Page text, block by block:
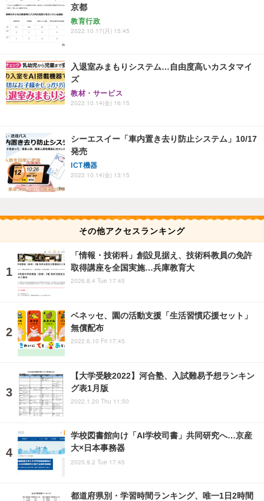
京都
教育行政
2022.10.17(月) 15:45
入退室みまもりシステム…自由度高いカスタマイ
ズ
教材・サービス
2022.10.14(金) 16:15
シーエスイー「車内置き去り防止システム」10/17
発売
ICT機器
2022.10.14(金) 13:15
その他アクセスランキング
「情報・技術科」創設見据え、技術科教員の免許
取得講座を全国実施…兵庫教育大
2026.8.4 Tue 17:45
ベネッセ、園の活動支援「生活習慣応援セット」
無償配布
2022.6.10 Fri 17:45
【大学受験2022】河合塾、入試難易予想ランキン
グ表1月版
2022.1.20 Thu 11:50
学校図書館向け「AI学校司書」共同研究へ…京産
大×日本事務器
2025.9.2 Tue 17:45
都道府県別・学習時間ランキング、唯一1日2時間